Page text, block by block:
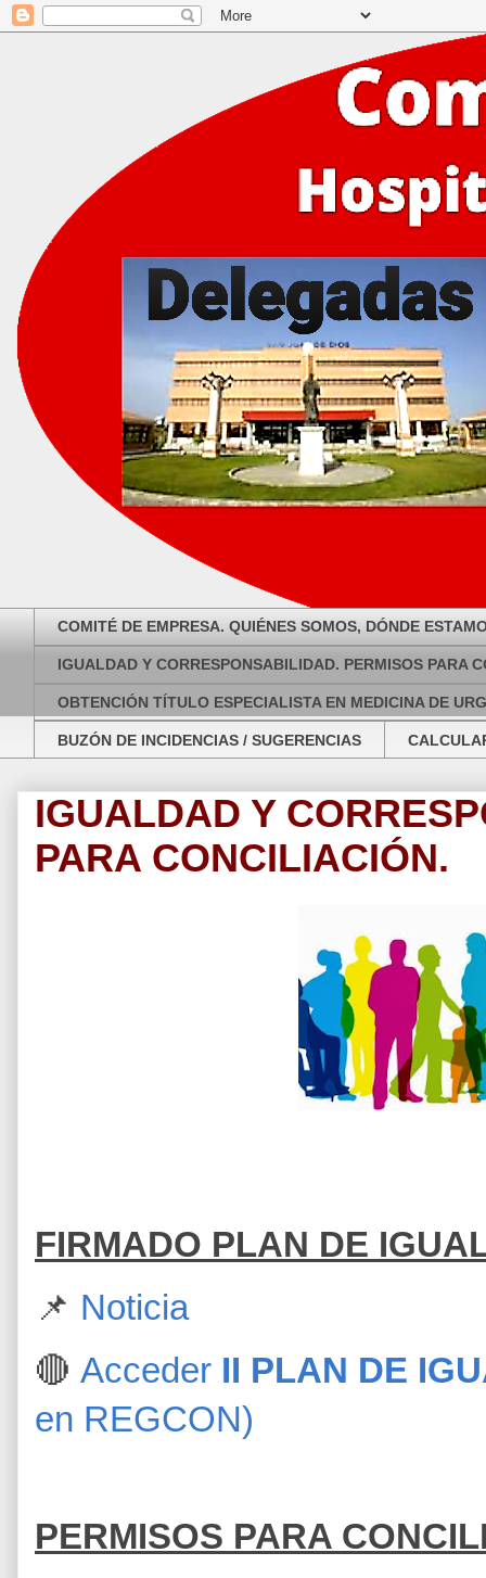
COMITÉ DE EMPRESA. QUIÉNES SOMOS, DÓNDE
IGUALDAD Y CORRESPONSABILIDAD. PERMISOS PARA
OBTENCIÓN TÍTULO ESPECIALISTA EN MEDICINA DE
BUZÓN DE INCIDENCIAS / SUGERENCIAS
IGUALDAD Y
PARA CONCILIACIÓN.
FIRMADO PLAN DE
📌 Noticia
🔴 Acceder II PLAN DE
en REGCON)
PERMISOS PARA